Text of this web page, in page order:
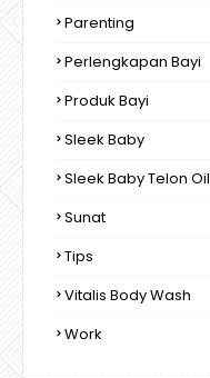
Parenting
Perlengkapan Bayi
Produk Bayi
Sleek Baby
Sleek Baby Telon Oil
Sunat
Tips
Vitalis Body Wash
Work